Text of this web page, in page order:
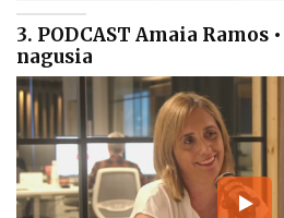
3. PODCAST Amaia
nagusia